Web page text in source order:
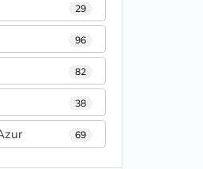
29
96
82
38
69